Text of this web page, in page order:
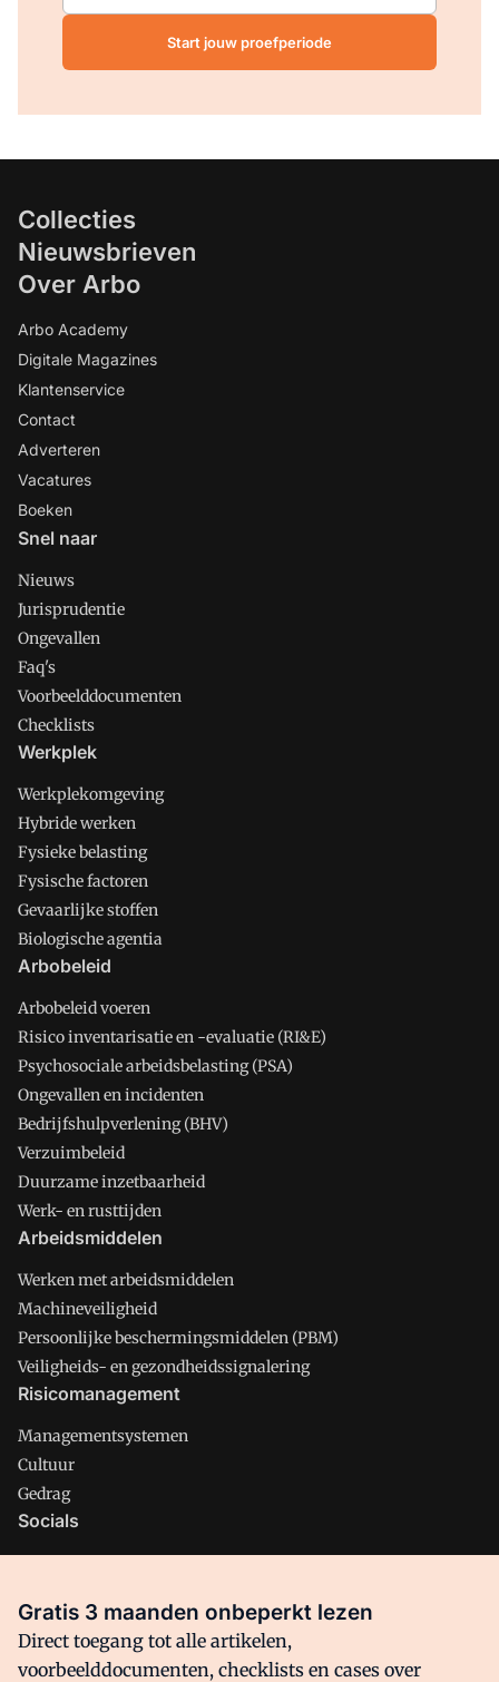
Start jouw proefperiode
Collecties
Nieuwsbrieven
Over Arbo
Arbo Academy
Digitale Magazines
Klantenservice
Contact
Adverteren
Vacatures
Boeken
Snel naar
Nieuws
Jurisprudentie
Ongevallen
Faq's
Voorbeelddocumenten
Checklists
Werkplek
Werkplekomgeving
Hybride werken
Fysieke belasting
Fysische factoren
Gevaarlijke stoffen
Biologische agentia
Arbobeleid
Arbobeleid voeren
Risico inventarisatie en -evaluatie (RI&E)
Psychosociale arbeidsbelasting (PSA)
Ongevallen en incidenten
Bedrijfshulpverlening (BHV)
Verzuimbeleid
Duurzame inzetbaarheid
Werk- en rusttijden
Arbeidsmiddelen
Werken met arbeidsmiddelen
Machineveiligheid
Persoonlijke beschermingsmiddelen (PBM)
Veiligheids- en gezondheidssignalering
Risicomanagement
Managementsystemen
Cultuur
Gedrag
Socials
Facebook
Gratis 3 maanden onbeperkt lezen
Direct toegang tot alle artikelen,
voorbeelddocumenten, checklists en cases over